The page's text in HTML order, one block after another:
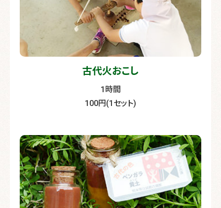
古代火おこし
1時間
100円(1セット)